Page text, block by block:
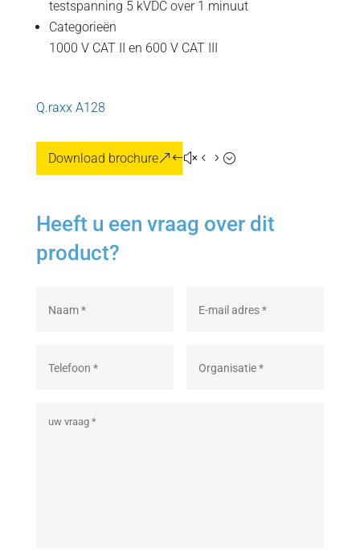
testspanning 5 kVDC over 1 minuut
Categorieën
1000 V CAT II en 600 V CAT III
Q.raxx A128
Download brochure
Heeft u een vraag over dit
product?